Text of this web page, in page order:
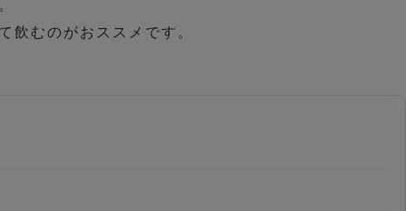
飲むのがおススメです。